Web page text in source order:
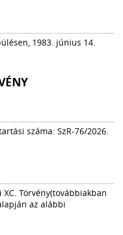
1983. június 14.
száma: SzR-76/2026.
Törvény(továbbiakban
az alábbi